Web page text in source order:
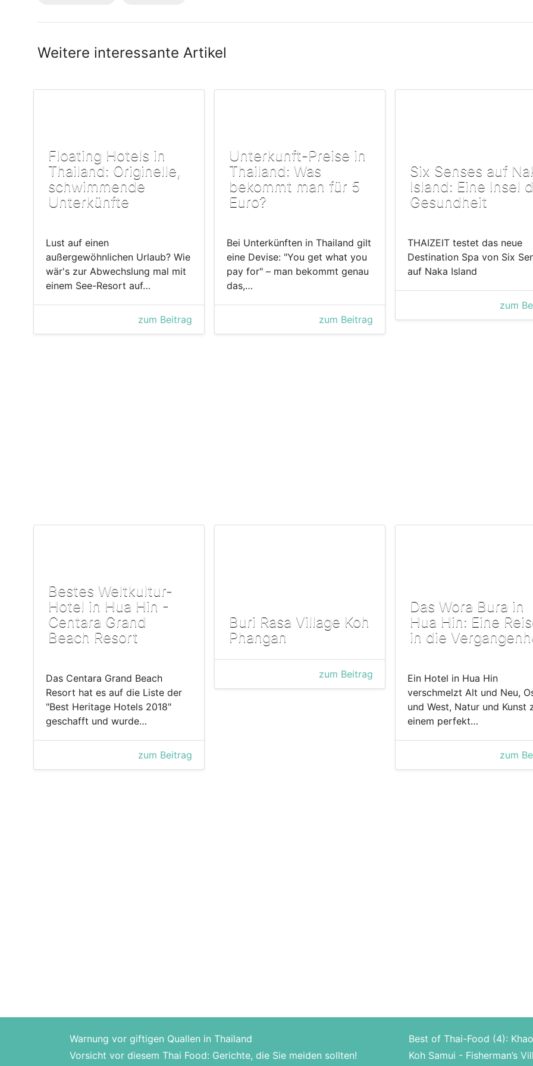
Weitere interessante Artikel
Floating Hotels in
Thailand: Originelle,
schwimmende
Unterkünfte
Lust auf einen
außergewöhnlichen Urlaub? Wie
wär's zur Abwechslung mal mit
einem See-Resort auf…
zum Beitrag
Unterkunft-Preise in
Thailand: Was
bekommt man für 5
Euro?
Bei Unterkünften in Thailand gilt
eine Devise: "You get what you
pay for" – man bekommt genau
das,…
zum Beitrag
Six Senses auf
Island: Eine Insel
Gesundheit
THAIZEIT testet das neue
Destination Spa von Six
auf Naka Island
zum
Bestes Weltkultur-
Hotel in Hua Hin -
Centara Grand
Beach Resort
Das Centara Grand Beach
Resort hat es auf die Liste der
"Best Heritage Hotels 2018"
geschafft und wurde…
zum Beitrag
Buri Rasa Village Koh
Phangan
zum Beitrag
Das Wora Bura in
Hua Hin: Eine
in die
Ein Hotel in Hua Hin
verschmelzt Alt und Neu,
und West, Natur und Kunst
einem perfekt…
zum
Warnung vor giftigen Quallen in Thailand
Vorsicht vor diesem Thai Food: Gerichte, die Sie meiden sollten!
Best of Thai-Food (4):
Koh Samui - Fisherman’s